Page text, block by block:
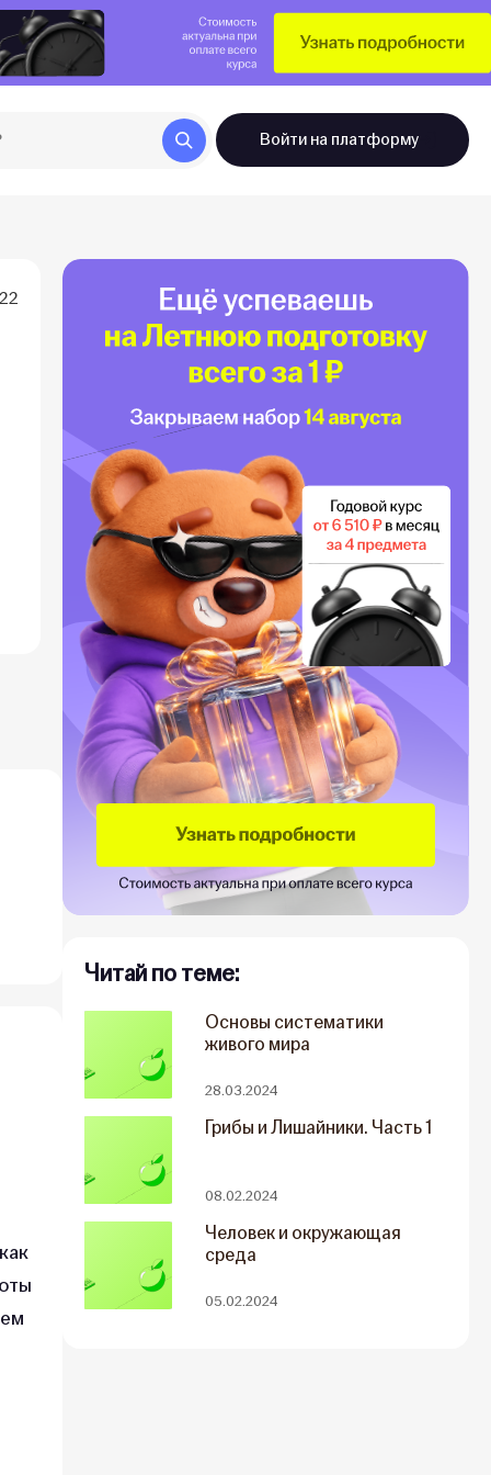
Войти на платформу
Читай по теме:
Основы систематики
живого мира
28.03.2024
Грибы и Лишайники. Часть 1
08.02.2024
Человек и окружающая
среда
05.02.2024